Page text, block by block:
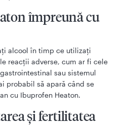
împreună cu
alcool în timp ce utilizați
reacții adverse, cum ar fi cele
sau sistemul
probabil să apară când se
cu Ibuprofen Heaton.
și fertilitatea